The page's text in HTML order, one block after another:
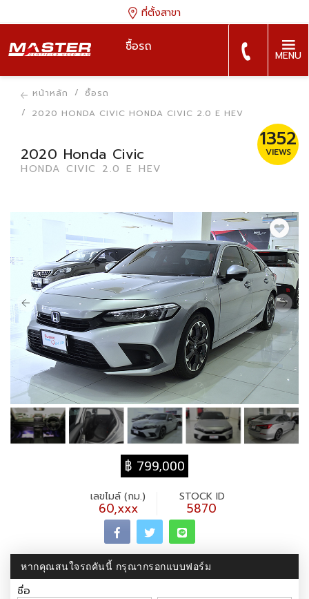
ที่ตั้งสาขา
ซื้อรถ
MENU
หน้าหลัก
ซื้อรถ
2020 HONDA CIVIC HONDA CIVIC 2.0 E HEV
2020 Honda Civic
HONDA CIVIC 2.0 E HEV
1352
VIEWS
฿ 799,000
เลขไมล์ (กม.)
60,xxx
STOCK ID
5870
หากคุณสนใจรถคันนี้ กรุณากรอกแบบฟอร์ม
ชื่อ